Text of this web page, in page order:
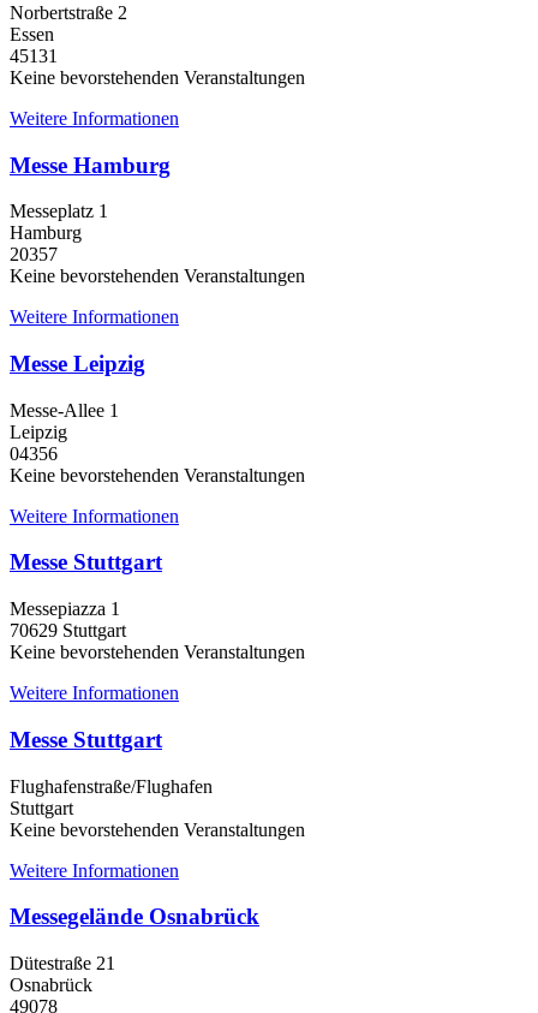
Norbertstraße 2
Essen
45131
Keine bevorstehenden Veranstaltungen
Weitere Informationen
Messe Hamburg
Messeplatz 1
Hamburg
20357
Keine bevorstehenden Veranstaltungen
Weitere Informationen
Messe Leipzig
Messe-Allee 1
Leipzig
04356
Keine bevorstehenden Veranstaltungen
Weitere Informationen
Messe Stuttgart
Messepiazza 1
70629 Stuttgart
Keine bevorstehenden Veranstaltungen
Weitere Informationen
Messe Stuttgart
Flughafenstraße/Flughafen
Stuttgart
Keine bevorstehenden Veranstaltungen
Weitere Informationen
Messegelände Osnabrück
Dütestraße 21
Osnabrück
49078